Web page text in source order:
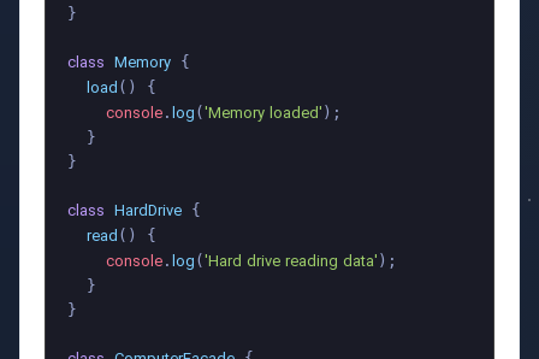
}
class Memory {
load ( ) {
console . log ( 'Memory loaded' );
  }
}
class HardDrive {
read ( ) {
console . log ( 'Hard drive reading data' );
  }
}